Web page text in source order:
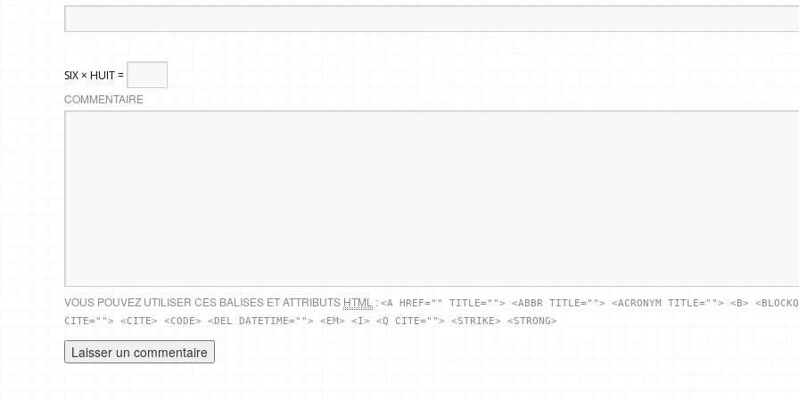
SIX × HUIT =
COMMENTAIRE
VOUS POUVEZ UTILISER CES BALISES ET ATTRIBUTS HTML : <A HREF="" TITLE=""> <ABBR TITLE=""> <ACRONYM TITLE=""> <B>
CITE=""> <CITE> <CODE> <DEL DATETIME=""> <EM> <I> <Q CITE=""> <STRIKE> <STRONG>